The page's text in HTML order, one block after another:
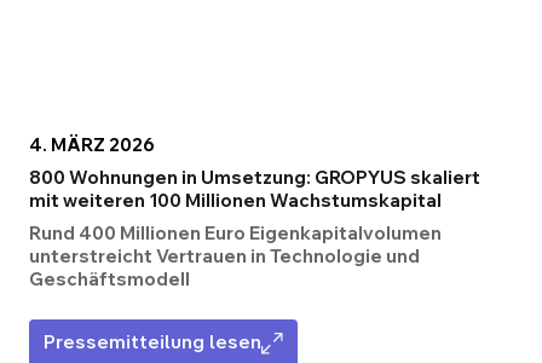
4. MÄRZ 2026
800 Wohnungen in Umsetzung: GROPYUS skaliert
mit weiteren 100 Millionen Wachstumskapital
Rund 400 Millionen Euro Eigenkapitalvolumen
unterstreicht Vertrauen in Technologie und
Geschäftsmodell
Pressemitteilung lesen